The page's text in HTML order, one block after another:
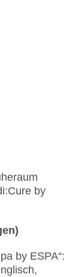
by
by ESPA“: